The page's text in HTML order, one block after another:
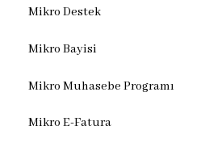
Mikro Destek
Mikro Bayisi
Mikro Muhasebe Programı
Mikro E-Fatura